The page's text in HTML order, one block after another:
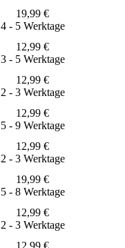
19,99 €
4 - 5 Werktage
12,99 €
3 - 5 Werktage
12,99 €
2 - 3 Werktage
12,99 €
5 - 9 Werktage
12,99 €
2 - 3 Werktage
19,99 €
5 - 8 Werktage
12,99 €
2 - 3 Werktage